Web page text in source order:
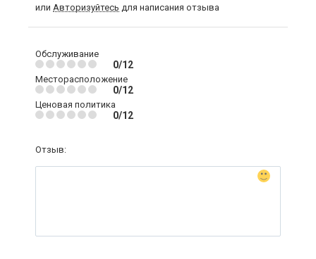
или Авторизуйтесь для написания отзыва
Обслуживание
0/12
Месторасположение
0/12
Ценовая политика
0/12
Отзыв: